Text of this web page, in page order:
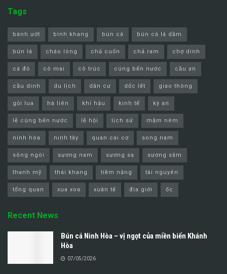
Tags
bánh ướt bình khang bún cá bún cá lá dầm
bún lá cháo lòng chả cuốn chả ram chợ dinh
cá đỏ cô mai cô trúc cúng bến nước cầu an
cầu dinh du lịch dân cư dốc lết giao thông
gỏi lua hà liên khí hậu kinh tế kỳ an
lễ cúng bến nước lễ hội lịch sử mắm nêm
ninh hòa ninh tây quan cai cơ song nam
sông ngòi sương nam sương sa sương sâm
thanh mỹ thái khang tiềm năng tài nguyên
tổng quan xua xoa xuân tế địa giới ốc
Recent News
Bún cá Ninh Hòa – vị ngọt của miền biển Khánh
Hòa
07/05/2026